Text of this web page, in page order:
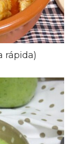
rápida)